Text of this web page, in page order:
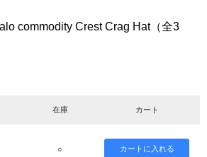
commodity Crest Crag Hat（全3
在庫 カート
○